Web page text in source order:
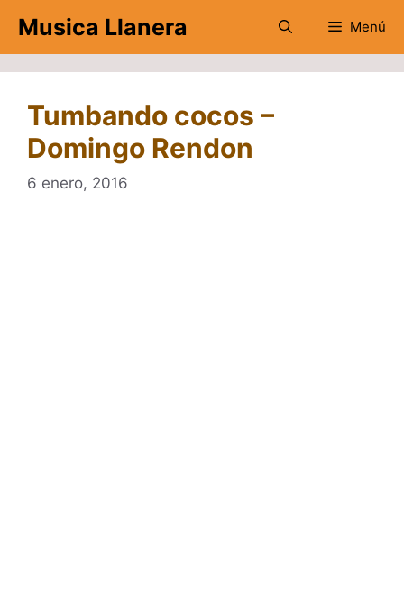
contenido
Musica Llanera Menú
Tumbando cocos –
Domingo Rendon
6 enero, 2016